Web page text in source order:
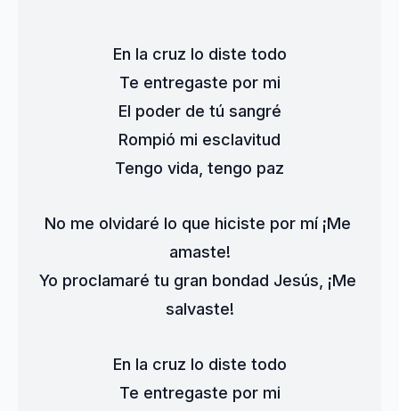
En la cruz lo diste todo
Te entregaste por mi
El poder de tú sangré
Rompió mi esclavitud
Tengo vida, tengo paz
No me olvidaré lo que hiciste por mí ¡Me
amaste!
Yo proclamaré tu gran bondad Jesús, ¡Me
salvaste!
En la cruz lo diste todo
Te entregaste por mi